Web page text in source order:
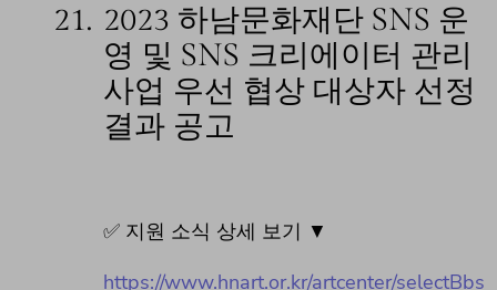
21. 2023 하남문화재단 SNS 운
영 및 SNS 크리에이터 관리
사업 우선 협상 대상자 선정
결과 공고
✅ 지원 소식 상세 보기 ▼
https://www.hnart.or.kr/artcenter/selectBbs